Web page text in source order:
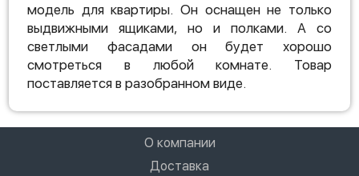
модель для квартиры. Он оснащен не только
выдвижными ящиками, но и полками. А со
светлыми фасадами он будет хорошо
смотреться в любой комнате. Товар
поставляется в разобранном виде.
О компании
Доставка